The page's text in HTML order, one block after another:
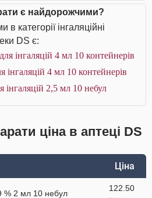
є найдорожчими?
категорії інгаляційні
DS є:
інгаляцій 4 мл 10 контейнерів
інгаляцій 4 мл 10 контейнерів
інгаляцій 2,5 мл 10 небул
ціна в аптеці DS
Ціна
% 2 мл 10 небул
122.50